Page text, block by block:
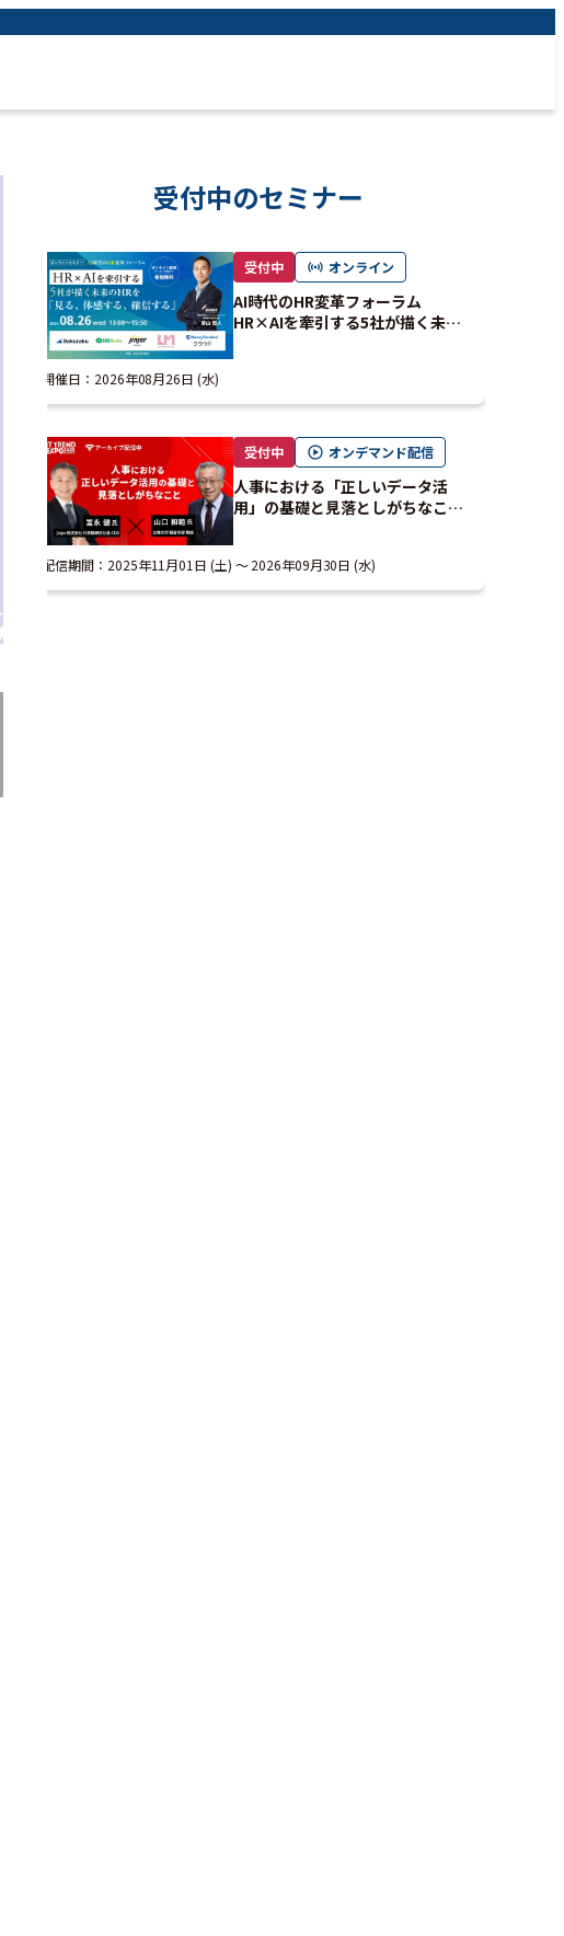
受付中のセミナー
受付中 オンライン
AI時代のHR変革フォーラム
HR×AIを牽引する5社が描く未来
開催日： 2026年08月26日 (水)
受付中 オンデマンド配信
人事における「正しいデータ活
用」の基礎と見落としがちなこと
配信期間： 2025年11月01日 (土) 2026年09月30日 (水)